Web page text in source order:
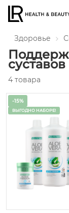
Здоровье
суставов
4 товара
-15%
ВЫГОДНО НАБОРЕ!